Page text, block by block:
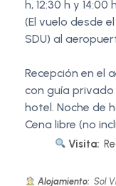
h, 12:30 h y 14:00
(El vuelo desde
SDU) al
Recepción en el
con guía
hotel. Noche de
Cena libre (no
Visita:
Alojamiento: Sol